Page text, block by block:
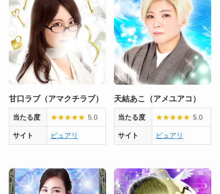
甘口ラブ（アマクチラブ）
当たる度 ★★★★★ 5.0
サイト ピュアリ
天結あこ（アメユアコ）
当たる度 ★★★★★ 5.0
サイト ピュアリ